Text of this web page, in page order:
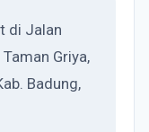
di Jalan
Griya,
Badung,